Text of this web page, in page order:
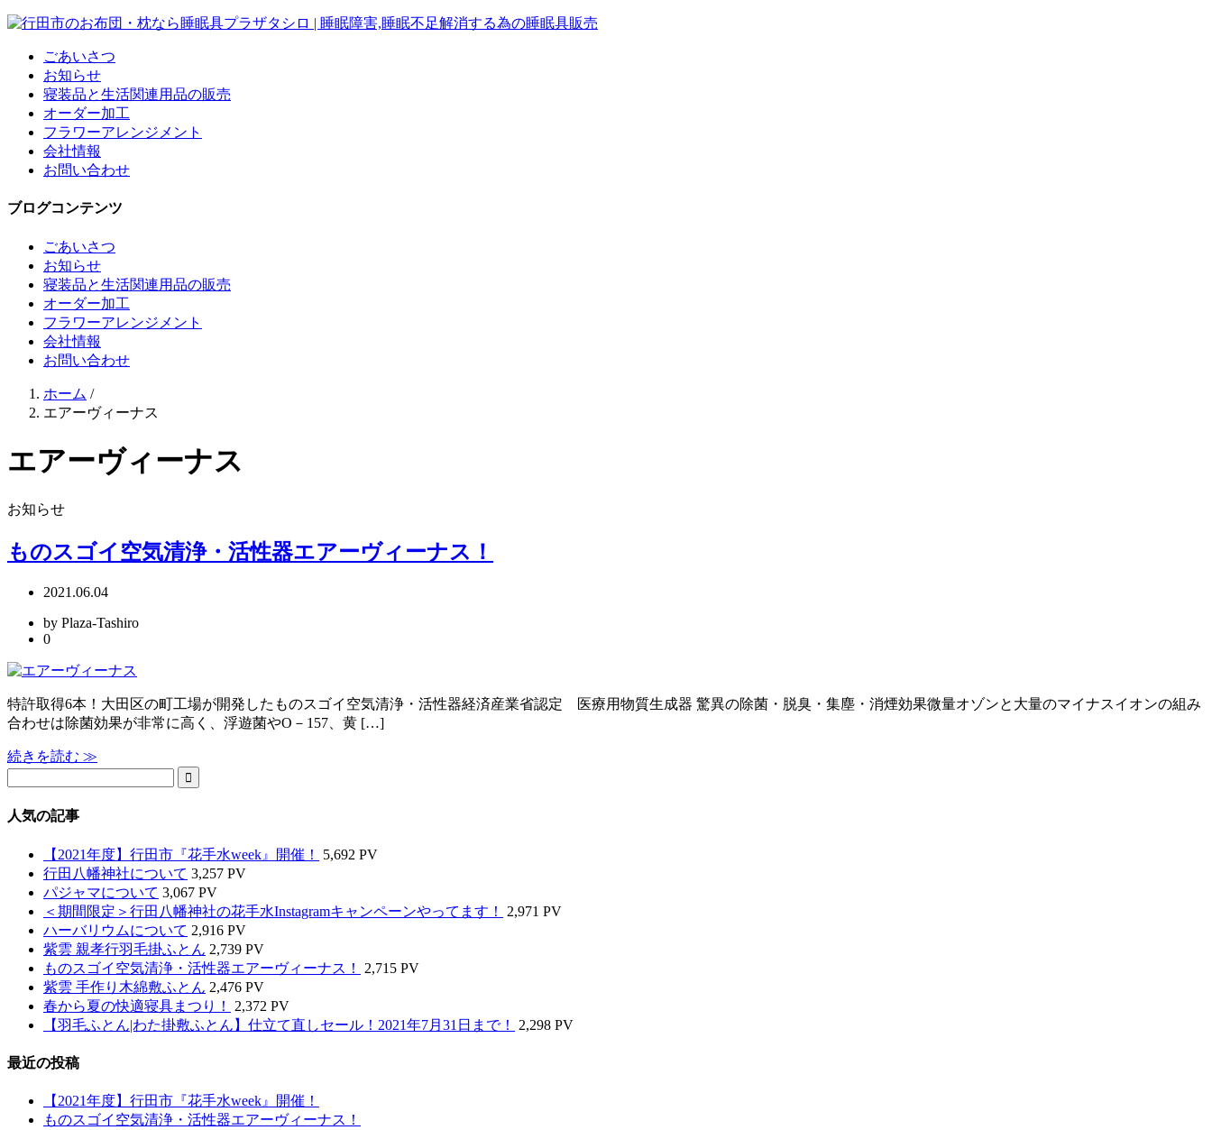
ごあいさつ
お知らせ
寝装品と生活関連用品の販売
オーダー加工
フラワーアレンジメント
会社情報
お問い合わせ
ブログコンテンツ
ごあいさつ
お知らせ
寝装品と生活関連用品の販売
オーダー加工
フラワーアレンジメント
会社情報
お問い合わせ
ホーム /
エアーヴィーナス
エアーヴィーナス
お知らせ
ものスゴイ空気清浄・活性器エアーヴィーナス！
2021.06.04
by Plaza-Tashiro
0
特許取得6本！大田区の町工場が開発したものスゴイ空気清浄・活性器経済産業省認定 医療用物質生成器 驚異の除菌・脱臭・集塵・消煙効果微量オゾンと大量のマイナスイオンの組み
合わせは除菌効果が非常に高く、浮遊菌やO－157、黄 […]
続きを読む ≫

人気の記事
【2021年度】行田市『花手水week』開催！
5,692 PV
行田八幡神社について 3,257 PV
パジャマについて 3,067 PV
＜期間限定＞行田八幡神社の花手水Instagramキャンペーンやってます！
2,971 PV
ハーバリウムについて 2,916 PV
紫雲 親孝行羽毛掛ふとん 2,739 PV
ものスゴイ空気清浄・活性器エアーヴィーナス！
2,715 PV
紫雲 手作り木綿敷ふとん 2,476 PV
春から夏の快適寝具まつり！
2,372 PV
【羽毛ふとん|わた掛敷ふとん】仕立て直しセール！2021年7月31日まで！
2,298 PV
最近の投稿
【2021年度】行田市『花手水week』開催！
ものスゴイ空気清浄・活性器エアーヴィーナス！